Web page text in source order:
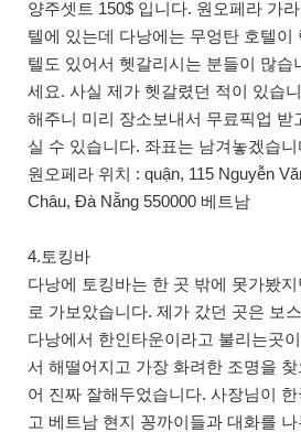
양주셋트 150$ 입니다. 원오페라 가
텔에 있는데 다낭에는 무엉탄 호텔이
텔도 있어서 헷갈리시는 분들이 많습
세요. 사실 제가 헷갈렸던 적이 있습
해주니 미리 장소보내서 무료픽업 받
실 수 있습니다. 좌표는 남겨놓겠습니
원오페라 위치 : quận, 115 Nguyễn
Châu, Đà Nẵng 550000 베트남
4.토킹바
다낭에 토킹바는 한 곳 밖에 못가봤
로 가보았습니다. 제가 갔던 곳은 보
다낭에서 한인타운이라고 불리는곳
서 해떨어지고 가장 화려한 조명을
어 진짜 잘해두었습니다. 사장님이
고 베트남 현지 꽁까이들과 대화를